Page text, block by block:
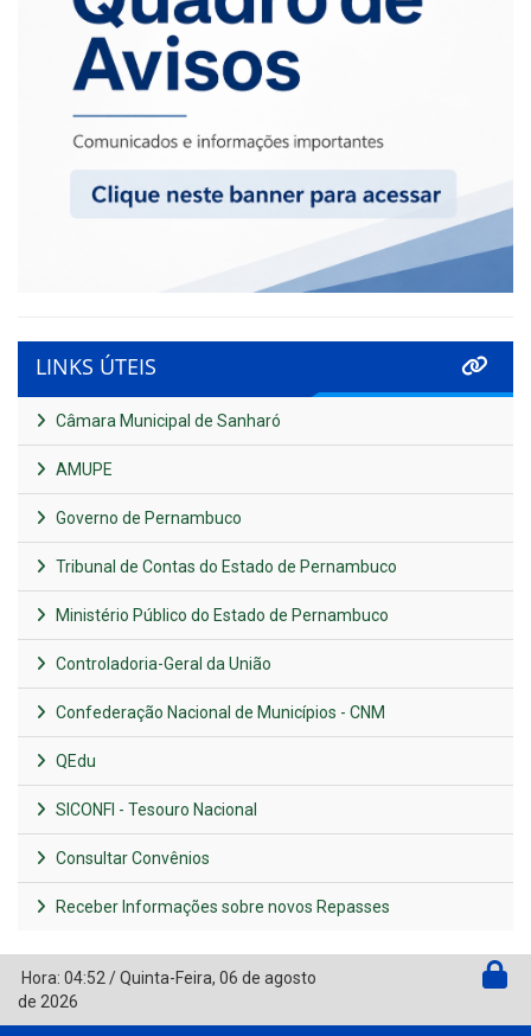
LINKS ÚTEIS
Câmara Municipal de Sanharó
AMUPE
Governo de Pernambuco
Tribunal de Contas do Estado de Pernambuco
Ministério Público do Estado de Pernambuco
Controladoria-Geral da União
Confederação Nacional de Municípios - CNM
QEdu
SICONFI - Tesouro Nacional
Consultar Convênios
Receber Informações sobre novos Repasses
Hora: 04:52/Quinta-Feira, 06 de agosto
de 2026